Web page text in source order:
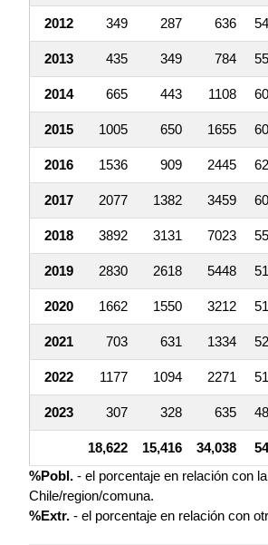
2012 349 287 636
2013 435 349 784
2014 665 443 1108
2015 1005 650 1655
2016 1536 909 2445
2017 2077 1382 3459
2018 3892 3131 7023
2019 2830 2618 5448
2020 1662 1550 3212
2021 703 631 1334
2022 1177 1094 2271
2023 307 328 635
18,622 15,416 34,038
%Pobl. - el porcentaje en relación con
Chile/region/comuna.
%Extr. - el porcentaje en relación con